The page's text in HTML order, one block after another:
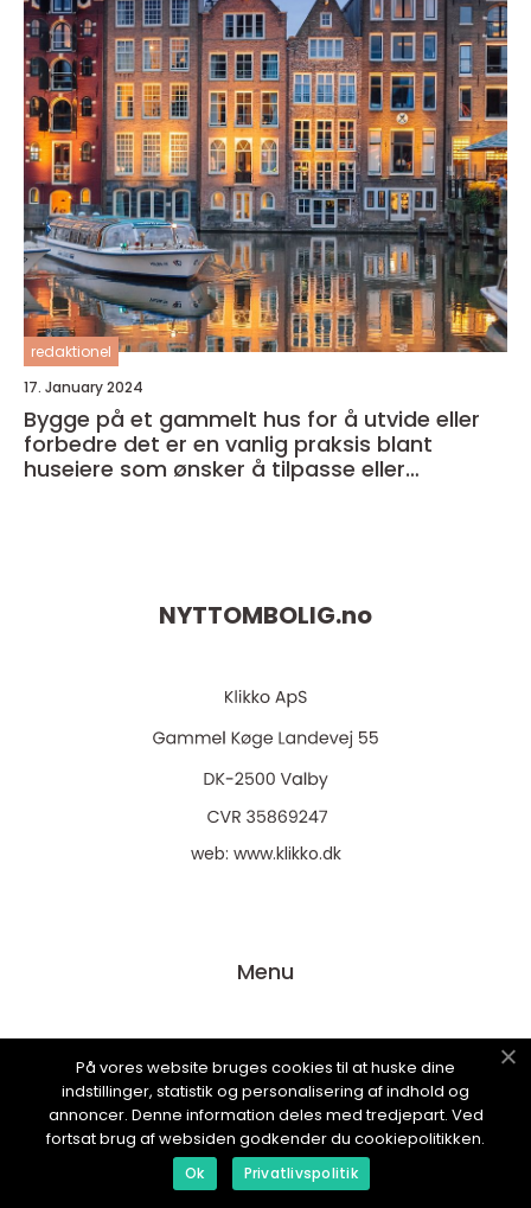
redaktionel
17. January 2024
Bygge på et gammelt hus for å utvide eller
forbedre det er en vanlig praksis blant
huseiere som ønsker å tilpasse eller
NYTTOMBOLIG.no
web: www.klikko.dk
Menu
Om oss
Cookies
Kontakt Oss
Sitemap
På vores website bruges cookies til at huske dine
indstillinger, statistik og personalisering af indhold og
annoncer. Denne information deles med tredjepart. Ved
fortsat brug af websiden godkender du cookiepolitikken.
Ok Privatlivspolitik